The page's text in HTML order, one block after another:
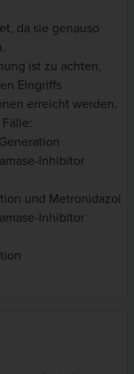
da sie genauso
ist zu achten,
Eingriffs
erreicht werden.
Inhibitor
und Metronidazol
Inhibitor